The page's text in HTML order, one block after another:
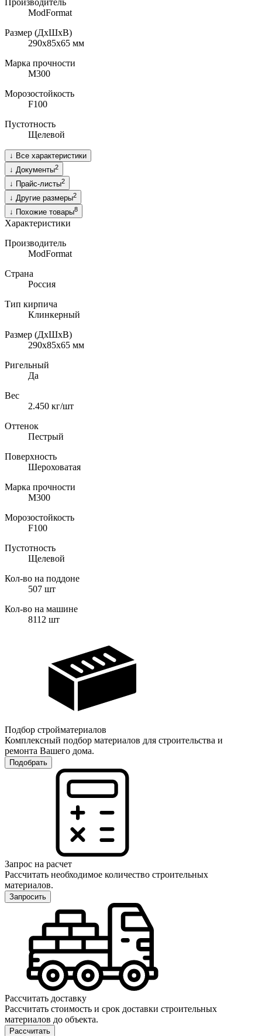
ModFormat
Размер (ДхШхВ)
290x85х65 мм
Марка прочности
M300
Морозостойкость
F100
Пустотность
Щелевой
↓ Все характеристики
↓ Документы2
↓ Прайс-листы2
↓ Другие размеры2
↓ Похожие товары8
Характеристики
Производитель
ModFormat
Страна
Россия
Тип кирпича
Клинкерный
Размер (ДхШхВ)
290x85х65 мм
Ригельный
Да
Вес
2.450 кг/шт
Оттенок
Пестрый
Поверхность
Шероховатая
Марка прочности
M300
Морозостойкость
F100
Пустотность
Щелевой
Кол-во на поддоне
507 шт
Кол-во на машине
8112 шт
Подбор стройматериалов
Комплексный подбор материалов для строительства и
ремонта Вашего дома.
Подобрать
Запрос на расчет
Рассчитать необходимое количество строительных
материалов.
Запросить
Рассчитать доставку
Рассчитать стоимость и срок доставки строительных
материалов до объекта.
Рассчитать